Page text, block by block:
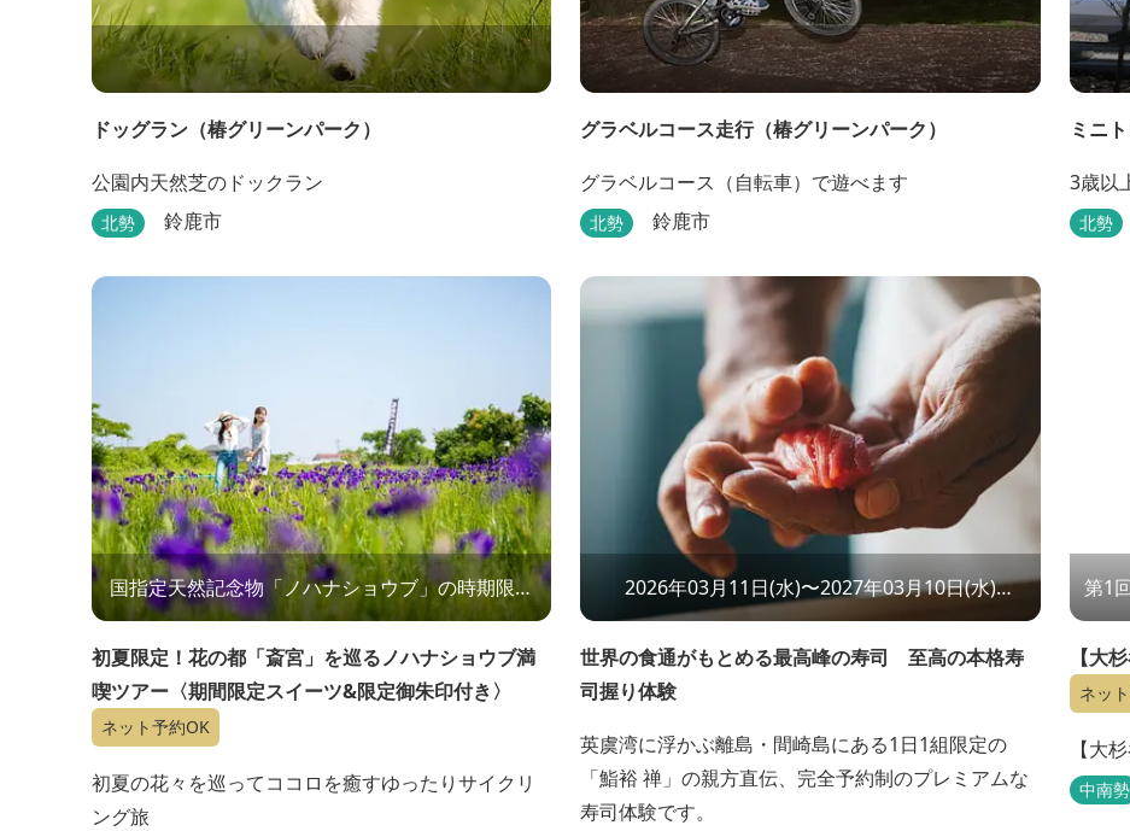
ドッグラン（椿グリーンパーク）
公園内天然芝のドックラン
北勢 鈴鹿市
グラベルコース走行（椿グリーンパーク）
グラベルコース（自転車）で遊べます
北勢 鈴鹿市
ミニ
3歳以
北勢
国指定天然記念物「ノハナショウブ」の時期限定
ツアー
初夏限定！花の都「斎宮」を巡るノハナショウブ満
喫ツアー〈期間限定スイーツ&限定御朱印付き〉
ネット予約OK
初夏の花々を巡ってココロを癒すゆったりサイクリ
ング旅
2026年03月11日(水)〜2027年03月10日(水)
12:00〜13:30
世界の食通がもとめる最高峰の寿司 至高の本格寿
司握り体験
英虞湾に浮かぶ離島・間崎島にある1日1組限定の
「鮨裕 禅」の親方直伝、完全予約制のプレミアムな
寿司体験です。
第1
5
●令
に延
備」
【大
ネッ
【大
中南勢